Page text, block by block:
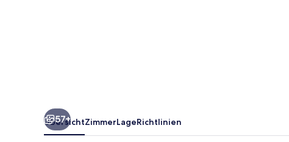
57+
ÜbersichtZimmerLageRichtlinien